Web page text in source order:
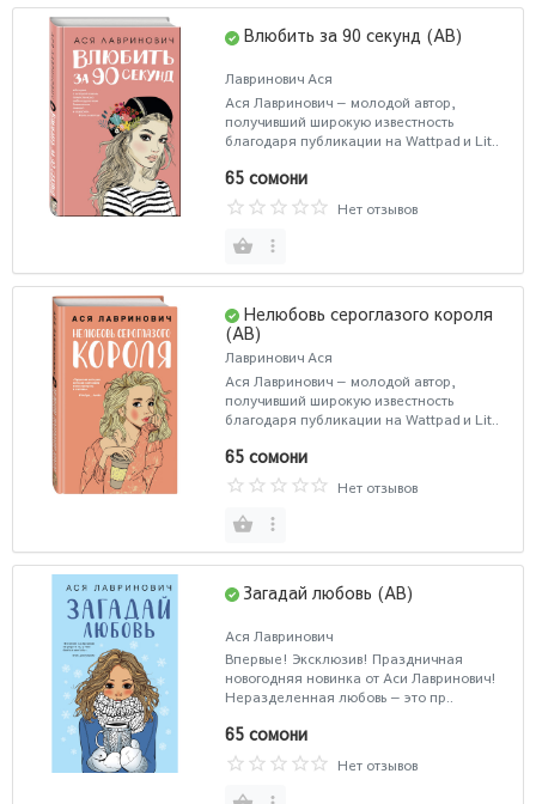
Влюбить за 90 секунд (AB)
Лавринович Ася
Ася Лавринович — молодой автор,
получивший широкую известность
благодаря публикации на Wattpad и Lit..
65 сомони
Нет отзывов
Нелюбовь сероглазого короля
(AB)
Лавринович Ася
Ася Лавринович — молодой автор,
получивший широкую известность
благодаря публикации на Wattpad и Lit..
65 сомони
Нет отзывов
Загадай любовь (AB)
Ася Лавринович
Впервые! Эксклюзив! Праздничная
новогодняя новинка от Аси Лавринович!
Неразделенная любовь — это пр..
65 сомони
Нет отзывов